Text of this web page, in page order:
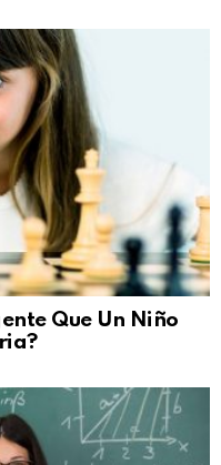
Que Un Niño